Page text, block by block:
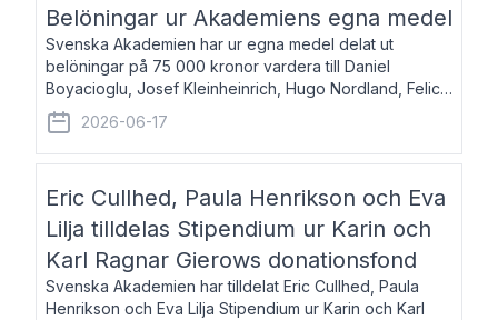
Belöningar ur Akademiens egna medel
Svenska Akademien har ur egna medel delat ut
belöningar på 75 000 kronor vardera till Daniel
Boyacioglu, Josef Kleinheinrich, Hugo Nordland, Felicia
Stenroth och Svante Strandberg. Daniel Boyacioglu,
född 1981, är poet och scenartist. Josef
2026-06-17
Eric Cullhed, Paula Henrikson och Eva
Lilja tilldelas Stipendium ur Karin och
Karl Ragnar Gierows donationsfond
Svenska Akademien har tilldelat Eric Cullhed, Paula
Henrikson och Eva Lilja Stipendium ur Karin och Karl